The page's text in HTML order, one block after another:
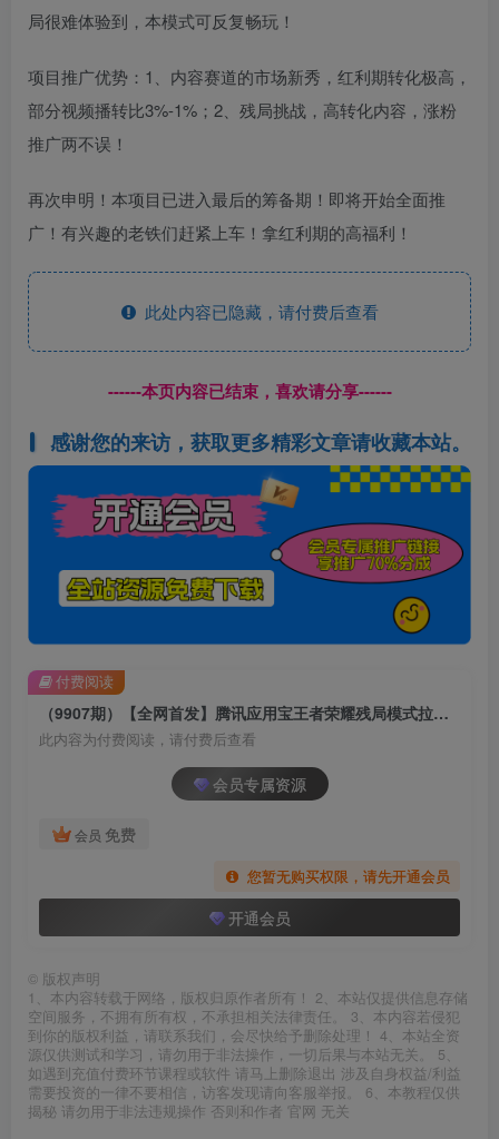
局很难体验到，本模式可反复畅玩！
项目推广优势：1、内容赛道的市场新秀，红利期转化极高，
部分视频播转比3%-1%；2、残局挑战，高转化内容，涨粉
推广两不误！
再次申明！本项目已进入最后的筹备期！即将开始全面推
广！有兴趣的老铁们赶紧上车！拿红利期的高福利！
此处内容已隐藏，请付费后查看
------本页内容已结束，喜欢请分享------
感谢您的来访，获取更多精彩文章请收藏本站。
（9907期）【全网首发】腾讯应用宝王者荣耀残局模式拉新赛道，轻松日如1000+
此内容为付费阅读，请付费后查看
会员专属资源
会员 免费
您暂无购买权限，请先开通会员
开通会员
付费阅读
© 版权声明
1、本内容转载于网络，版权归原作者所有！ 2、本站仅提供信息存储
空间服务，不拥有所有权，不承担相关法律责任。 3、本内容若侵犯
到你的版权利益，请联系我们，会尽快给予删除处理！ 4、本站全资
源仅供测试和学习，请勿用于非法操作，一切后果与本站无关。 5、
如遇到充值付费环节课程或软件 请马上删除退出 涉及自身权益/利益
需要投资的一律不要相信，访客发现请向客服举报。 6、本教程仅供
揭秘 请勿用于非法违规操作 否则和作者 官网 无关